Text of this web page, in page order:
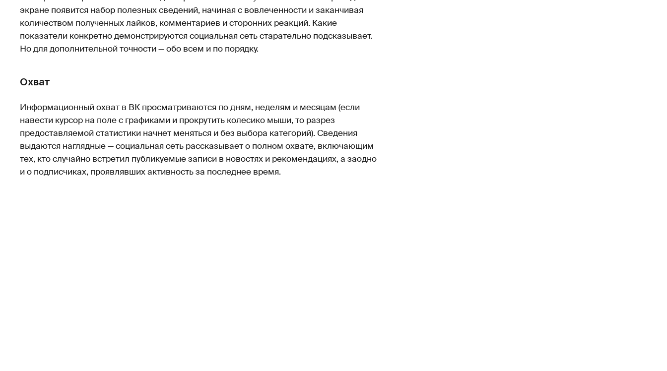
экране появится набор полезных сведений, начиная с вовлеченности и заканчивая
количеством полученных лайков, комментариев и сторонних реакций. Какие
показатели конкретно демонстрируются социальная сеть старательно подсказывает.
Но для дополнительной точности — обо всем и по порядку.
Охват
Информационный охват в ВК просматриваются по дням, неделям и месяцам (если
навести курсор на поле с графиками и прокрутить колесико мыши, то разрез
предоставляемой статистики начнет меняться и без выбора категорий). Сведения
выдаются наглядные — социальная сеть рассказывает о полном охвате, включающим
тех, кто случайно встретил публикуемые записи в новостях и рекомендациях, а заодно
и о подписчиках, проявлявших активность за последнее время.